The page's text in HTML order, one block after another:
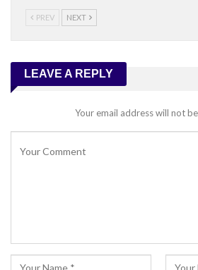
PREV NEXT
LEAVE A REPLY
Your email address will not